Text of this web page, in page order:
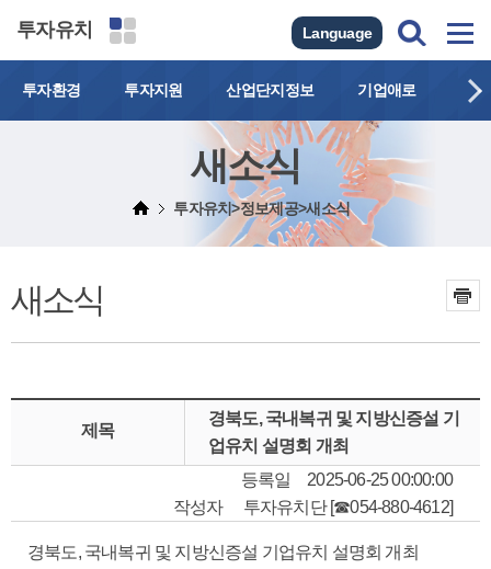
투자유치 Language
투자환경 투자지원 산업단지정보 기업애로 연
새소식
투자유치>정보제공>새소식
새소식
제목
경북도, 국내복귀 및 지방신증설 기
업유치 설명회 개최
등록일
2025-06-25 00:00:00
작성자
투자유치단 [☎054-880-4612]
경북도, 국내복귀 및 지방신증설 기업유치 설명회 개최